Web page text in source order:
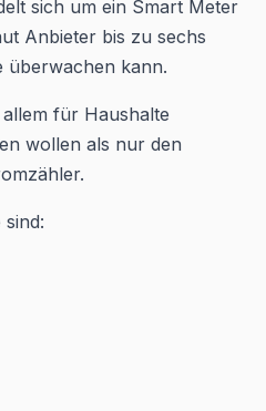
sich um ein Smart Meter
Anbieter bis zu sechs
überwachen kann.
für Haushalte
wollen als nur den